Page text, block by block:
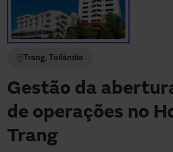
Minha área
Trang, Tailândia
Gestão da
de operações no
Trang